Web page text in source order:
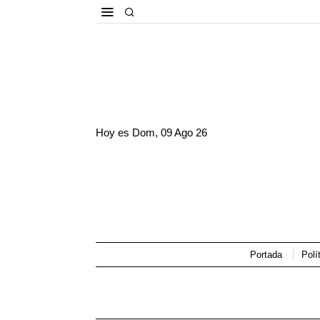
Hoy es Dom, 09 Ago 26
Portada